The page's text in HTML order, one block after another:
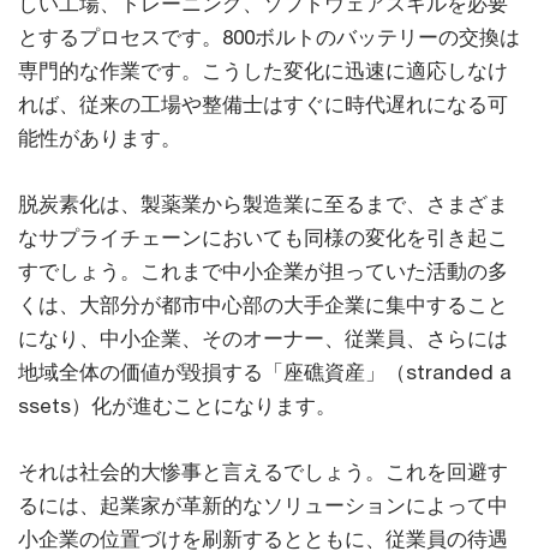
とするプロセスです。800ボルトのバッテリーの交換は
専門的な作業です。こうした変化に迅速に適応しなけ
れば、従来の工場や整備士はすぐに時代遅れになる可
能性があります。
脱炭素化は、製薬業から製造業に至るまで、さまざま
なサプライチェーンにおいても同様の変化を引き起こ
すでしょう。これまで中小企業が担っていた活動の多
くは、大部分が都市中心部の大手企業に集中すること
になり、中小企業、そのオーナー、従業員、さらには
地域全体の価値が毀損する「座礁資産」（stranded a
ssets）化が進むことになります。
それは社会的大惨事と言えるでしょう。これを回避す
るには、起業家が革新的なソリューションによって中
小企業の位置づけを刷新するとともに、従業員の待遇